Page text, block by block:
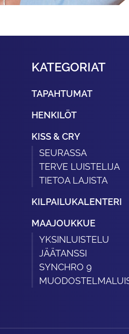
KATEGORIAT
TAPAHTUMAT
HENKILÖT
KISS & CRY
SEURASSA
TERVE LUISTELIJA
TIETOA LAJISTA
KILPAILUKALENTERI
MAAJOUKKUE
YKSINLUISTELU
JÄÄTANSSI
SYNCHRO 9